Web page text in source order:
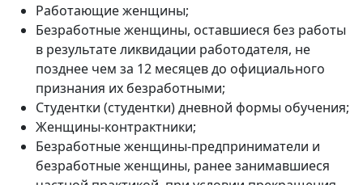
Работающие женщины;
Безработные женщины, оставшиеся без работы
в результате ликвидации работодателя, не
позднее чем за 12 месяцев до официального
признания их безработными;
Студентки (студентки) дневной формы обучения;
Женщины-контрактники;
Безработные женщины-предприниматели и
безработные женщины, ранее занимавшиеся